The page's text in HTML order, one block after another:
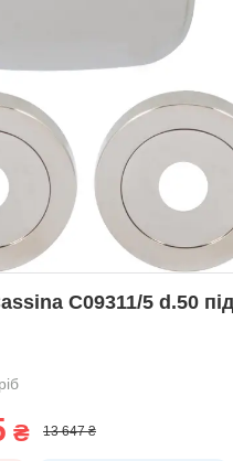
C09311/5 d.50
₴ 13 647 ₴